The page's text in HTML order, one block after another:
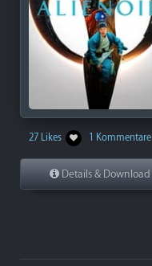
27 Likes 1 Kommentare
Details & Download